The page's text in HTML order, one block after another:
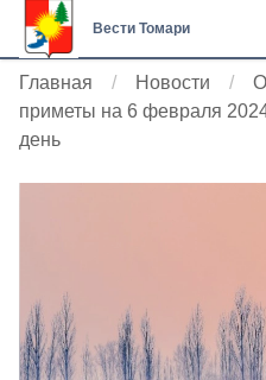
Вести Томари
Главная Новости
приметы на 6 февраля
день